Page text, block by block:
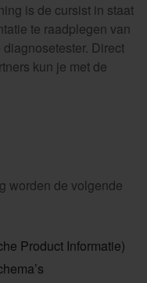
is de cursist in staat
te raadplegen van
Direct
kun je met de
worden de volgende
Product Informatie)